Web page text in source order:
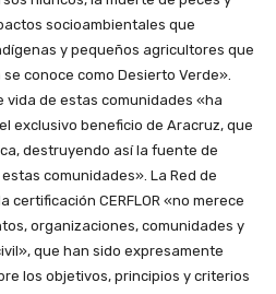
socioambientales que
y pequeños agricultores que
conoce como Desierto Verde».
vida de estas comunidades «ha
exclusivo beneficio de Aracruz, que
destruyendo así la fuente de
comunidades». La Red de
certificación CERFLOR «no merece
organizaciones, comunidades y
que han sido expresamente
los objetivos, principios y criterios